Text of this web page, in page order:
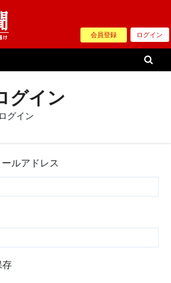
会員登録 ログイン
グイン
グイン
ルアドレス
存